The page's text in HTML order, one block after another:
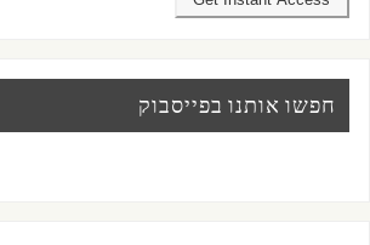
חפשו אותנו בפייסבוק